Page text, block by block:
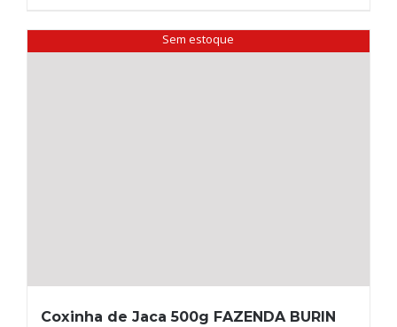
Sem estoque
Coxinha de Jaca 500g FAZENDA BURIN